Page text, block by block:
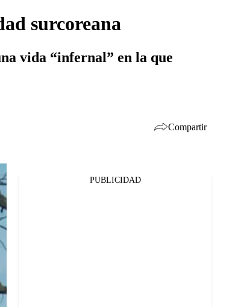
surcoreana
vida “infernal” en la que
Compartir
Facebook
Twitter
Whatsapp
PUBLICIDAD